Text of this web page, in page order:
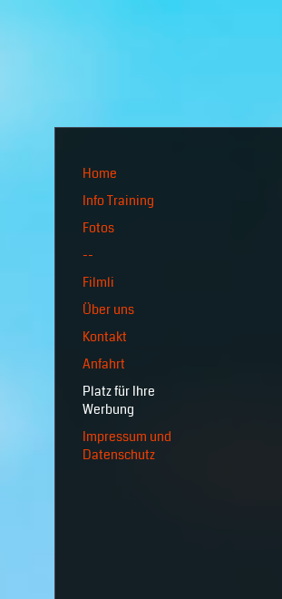
Home
Info Training
Fotos
--
Filmli
Über uns
Kontakt
Anfahrt
Platz für Ihre
Werbung
Impressum und
Datenschutz